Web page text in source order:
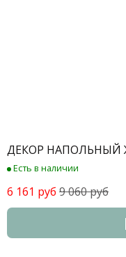
ДЕКОР НАПОЛЬНЫЙ
Есть в наличии
6 161 руб 9 060 руб